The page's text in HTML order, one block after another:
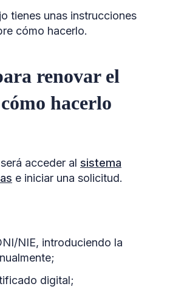
tienes unas instrucciones
cómo hacerlo.
renovar el
hacerlo
acceder al sistema
e iniciar una solicitud.
NIE, introduciendo la
digital;